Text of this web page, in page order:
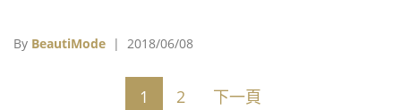
By BeautiMode | 2018/06/08
1 2 下一頁